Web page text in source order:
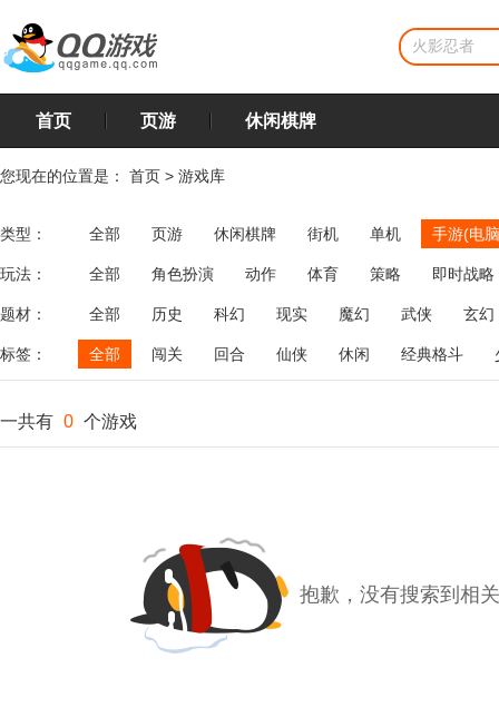
首页 页游 休闲棋牌
您现在的位置是： 首页 > 游戏库
类型： 全部 页游 休闲棋牌 街机 单机 手游(电
玩法： 全部 角色扮演 动作 体育 策略
即时战略
飞行
恋爱 第三人称射击 棋类 牌类 麻将
题材： 全部 历史 科幻 现实 魔幻 武侠 玄幻
标签： 全部 闯关 回合 仙侠 休闲 经典格斗
一共有 0 个游戏
抱歉，没有搜索到相